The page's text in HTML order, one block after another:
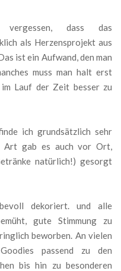
dass das
als Herzensprojekt aus
ist ein Aufwand, den man
muss man halt erst
im Lauf der Zeit besser zu
ich grundsätzlich sehr
Art gab es auch vor Ort,
natürlich!) gesorgt
dekoriert. und alle
gute Stimmung zu
beworben. An vielen
passend zu den
bis hin zu besonderen